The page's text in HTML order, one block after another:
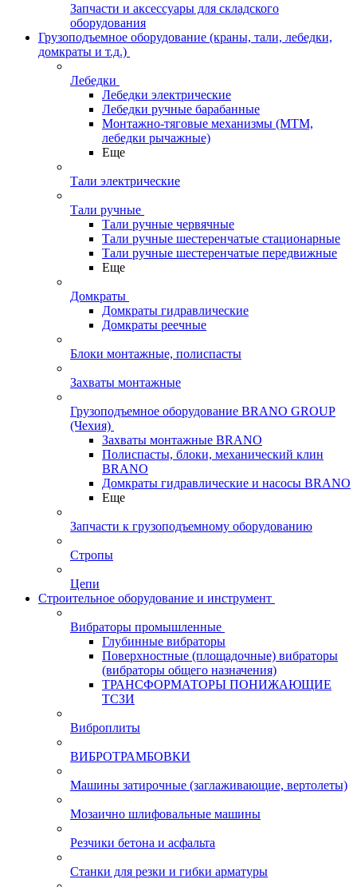
Запчасти и аксессуары для складского
оборудования
Грузоподъемное оборудование (краны, тали, лебедки,
домкраты и т.д.)
Лебедки
Лебедки электрические
Лебедки ручные барабанные
Монтажно-тяговые механизмы (МТМ,
лебедки рычажные)
Еще
Тали электрические
Тали ручные
Тали ручные червячные
Тали ручные шестеренчатые стационарные
Тали ручные шестеренчатые передвижные
Еще
Домкраты
Домкраты гидравлические
Домкраты реечные
Блоки монтажные, полиспасты
Захваты монтажные
Грузоподъемное оборудование BRANO GROUP
(Чехия)
Захваты монтажные BRANO
Полиспасты, блоки, механический клин
BRANO
Домкраты гидравлические и насосы BRANO
Еще
Запчасти к грузоподъемному оборудованию
Стропы
Цепи
Строительное оборудование и инструмент
Вибраторы промышленные
Глубинные вибраторы
Поверхностные (площадочные) вибраторы
(вибраторы общего назначения)
ТРАНСФОРМАТОРЫ ПОНИЖАЮЩИЕ
ТСЗИ
Виброплиты
ВИБРОТРАМБОВКИ
Машины затирочные (заглаживающие, вертолеты)
Мозаично шлифовальные машины
Резчики бетона и асфальта
Станки для резки и гибки арматуры